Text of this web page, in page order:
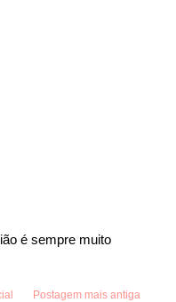
é sempre muito
Postagem mais antiga